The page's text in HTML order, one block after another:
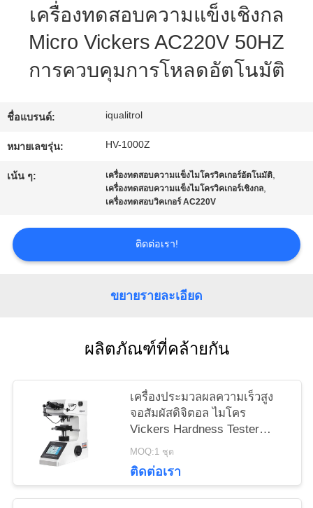
การ
ควบคุม
คุณภาพ
เว็บไซต์
POLICY
เครื่องทดสอบความแข็งเชิงกล
Micro Vickers AC220V 50HZ
การควบคุมการโหลดอัตโนมัติ
ชื่อแบรนด์: iqualitrol
หมายเลขรุ่น: HV-1000Z
เน้น ๆ: เครื่องทดสอบความแข็งไมโครวิคเกอร์อัตโนมัติ,
เครื่องทดสอบความแข็งไมโครวิคเกอร์เชิงกล,
เครื่องทดสอบวิคเกอร์ AC220V
ติดต่อเรา!
ขยายรายละเอียด
ผลิตภัณฑ์ที่คล้ายกัน
เครื่องประมวลผลความเร็วสูง
จอสัมผัสดิจิตอล ไมโคร
Vickers Hardness Tester
HVS-1000Z
MOQ:1 ชุด
ติดต่อเรา